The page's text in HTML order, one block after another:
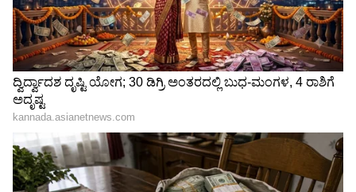
Trade Deal | Party Rounds